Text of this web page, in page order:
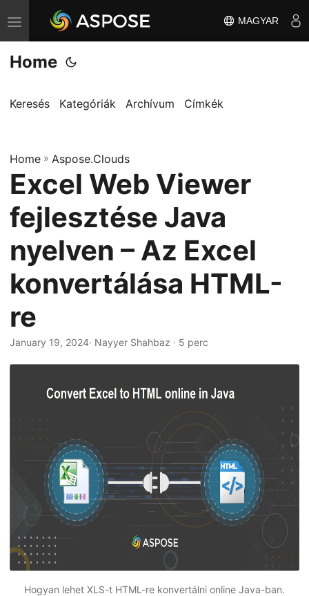
T
o
g
l
a
v
i
g
t
i
o
n
MAGYAR
Home
Keresés Kategóriák Archívum Címkék
Home » Aspose.Clouds
Excel Web Viewer
fejlesztése Java
nyelven – Az Excel
konvertálása HTML-
re
January 19, 2024· Nayyer Shahbaz · 5 perc
Hogyan lehet XLS-t HTML-re konvertálni online Java-ban.